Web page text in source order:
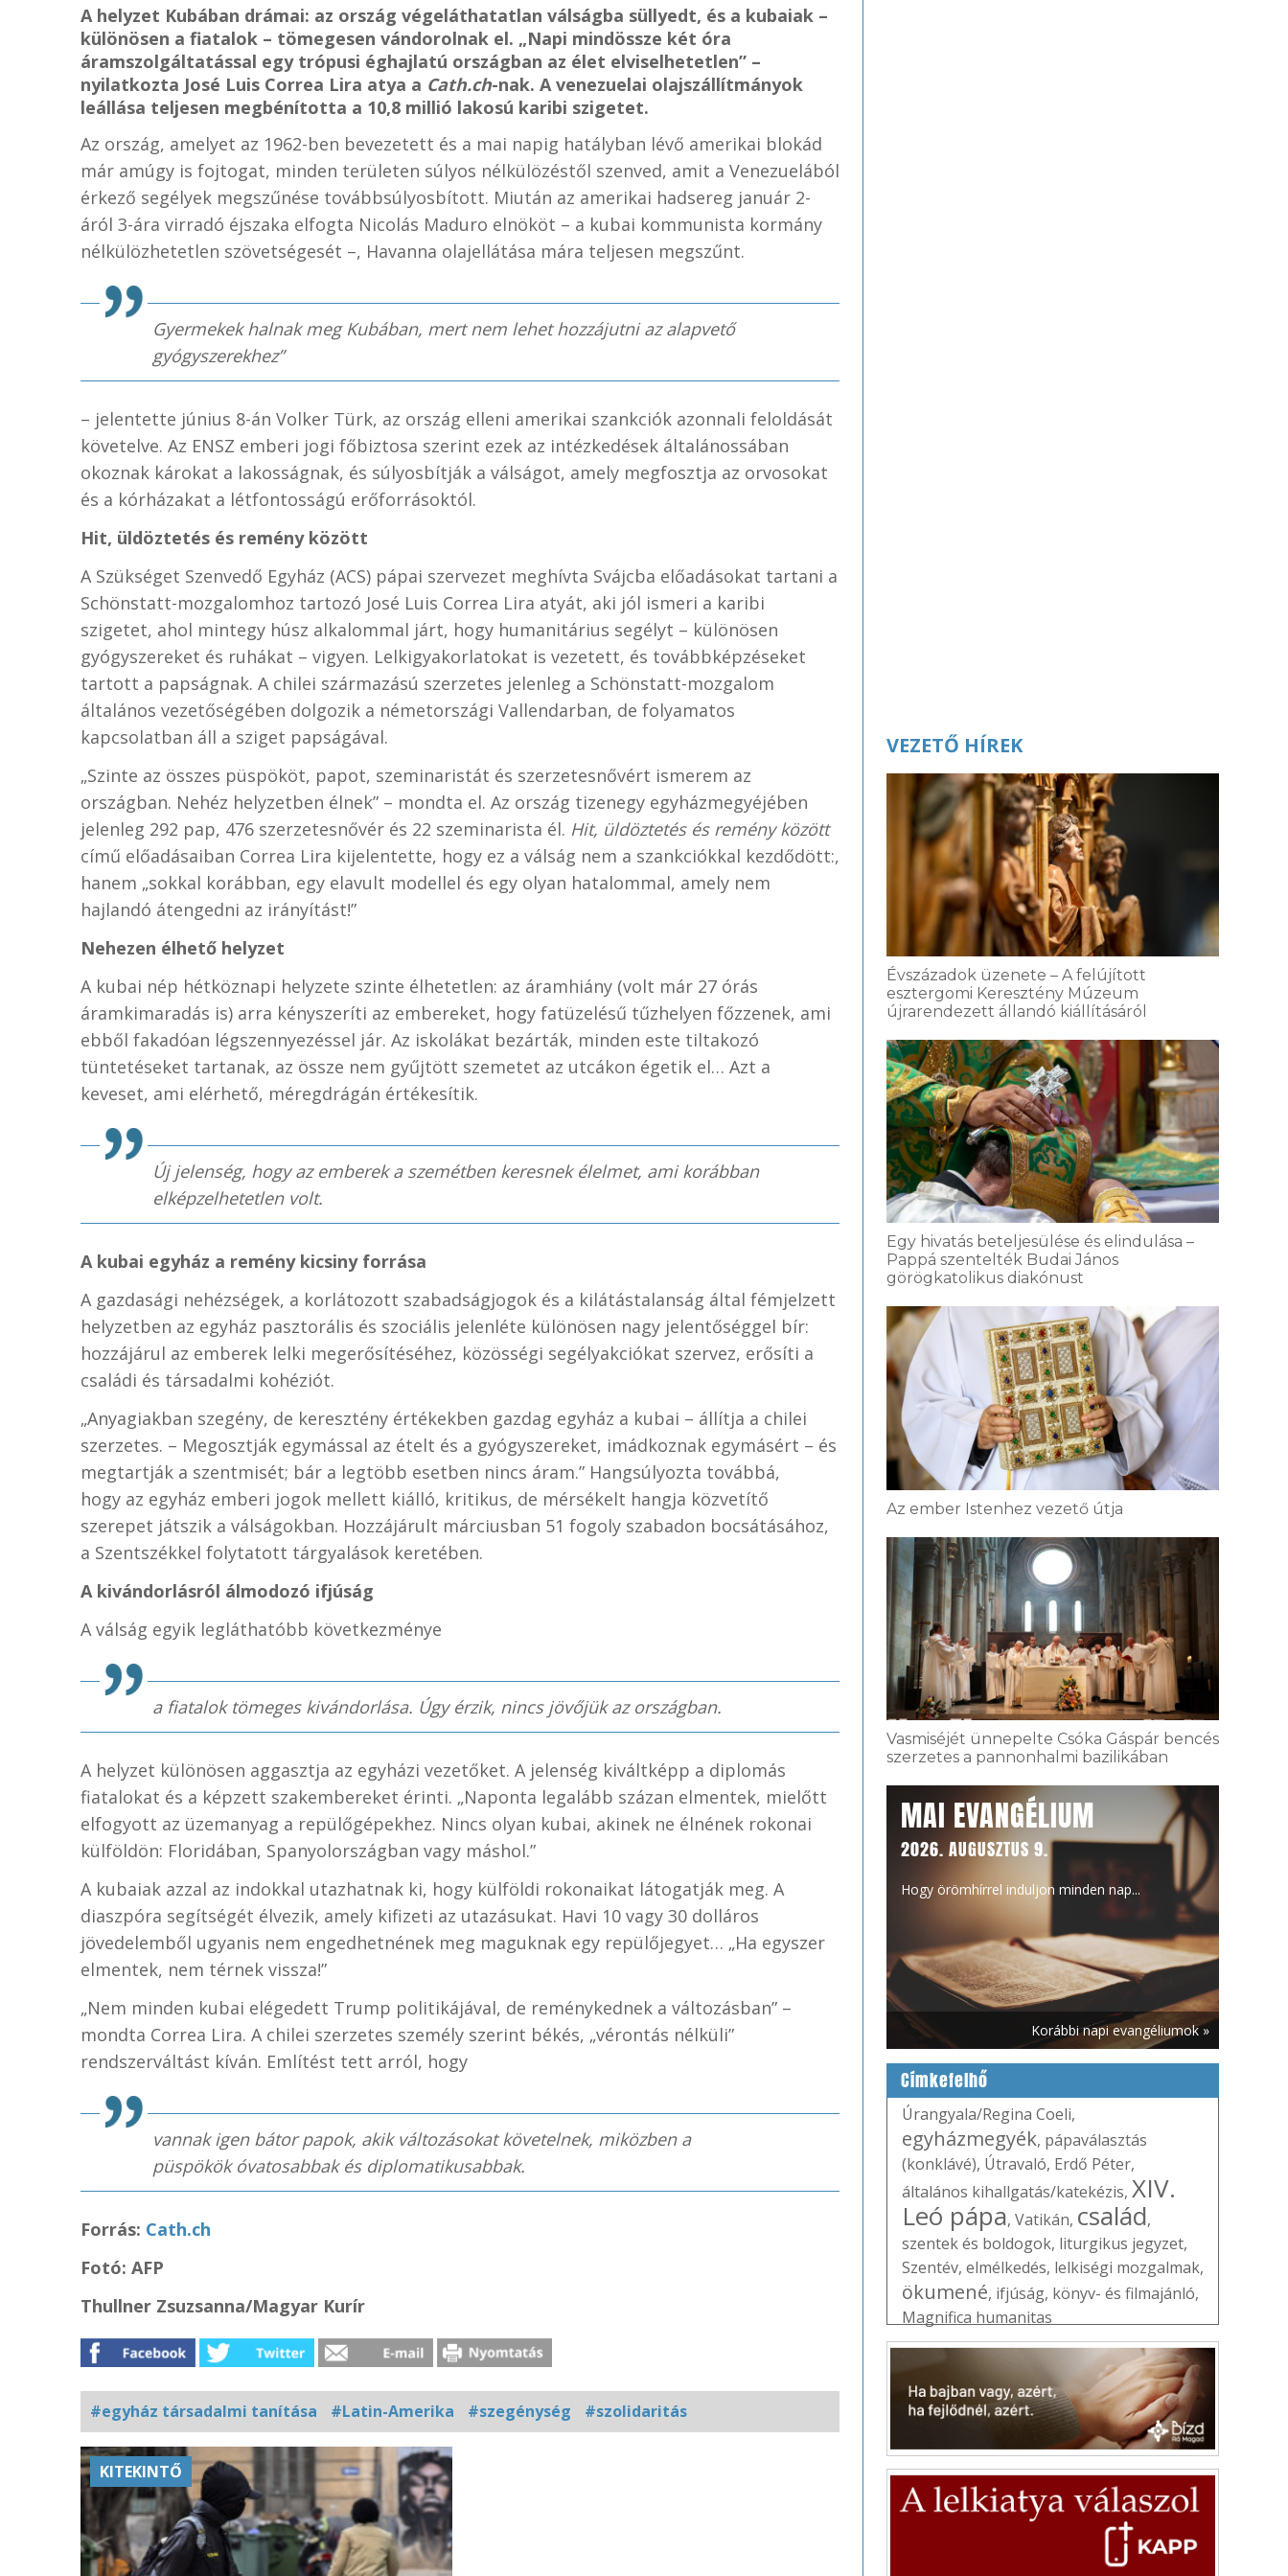
A helyzet Kubában drámai: az ország végeláthatatlan válságba süllyedt, és a kubaiak –
különösen a fiatalok – tömegesen vándorolnak el. „Napi mindössze két óra
áramszolgáltatással egy trópusi éghajlatú országban az élet elviselhetetlen” –
nyilatkozta José Luis Correa Lira atya a Cath.ch-nak. A venezuelai olajszállítmányok
leállása teljesen megbénította a 10,8 millió lakosú karibi szigetet.
Az ország, amelyet az 1962-ben bevezetett és a mai napig hatályban lévő amerikai blokád
már amúgy is fojtogat, minden területen súlyos nélkülözéstől szenved, amit a Venezuelából
érkező segélyek megszűnése továbbsúlyosbított. Miután az amerikai hadsereg január 2-
áról 3-ára virradó éjszaka elfogta Nicolás Maduro elnököt – a kubai kommunista kormány
nélkülözhetetlen szövetségesét –, Havanna olajellátása mára teljesen megszűnt.
Gyermekek halnak meg Kubában, mert nem lehet hozzájutni az alapvető
gyógyszerekhez”
– jelentette június 8-án Volker Türk, az ország elleni amerikai szankciók azonnali feloldását
követelve. Az ENSZ emberi jogi főbiztosa szerint ezek az intézkedések általánossában
okoznak károkat a lakosságnak, és súlyosbítják a válságot, amely megfosztja az orvosokat
és a kórházakat a létfontosságú erőforrásoktól.
Hit, üldöztetés és remény között
A Szükséget Szenvedő Egyház (ACS) pápai szervezet meghívta Svájcba előadásokat tartani a
Schönstatt-mozgalomhoz tartozó José Luis Correa Lira atyát, aki jól ismeri a karibi
szigetet, ahol mintegy húsz alkalommal járt, hogy humanitárius segélyt – különösen
gyógyszereket és ruhákat – vigyen. Lelkigyakorlatokat is vezetett, és továbbképzéseket
tartott a papságnak. A chilei származású szerzetes jelenleg a Schönstatt-mozgalom
általános vezetőségében dolgozik a németországi Vallendarban, de folyamatos
kapcsolatban áll a sziget papságával.
„Szinte az összes püspököt, papot, szeminaristát és szerzetesnővért ismerem az
országban. Nehéz helyzetben élnek” – mondta el. Az ország tizenegy egyházmegyéjében
jelenleg 292 pap, 476 szerzetesnővér és 22 szeminarista él. Hit, üldöztetés és remény között
című előadásaiban Correa Lira kijelentette, hogy ez a válság nem a szankciókkal kezdődött:,
hanem „sokkal korábban, egy elavult modellel és egy olyan hatalommal, amely nem
hajlandó átengedni az irányítást!”
Nehezen élhető helyzet
A kubai nép hétköznapi helyzete szinte élhetetlen: az áramhiány (volt már 27 órás
áramkimaradás is) arra kényszeríti az embereket, hogy fatüzelésű tűzhelyen főzzenek, ami
ebből fakadóan légszennyezéssel jár. Az iskolákat bezárták, minden este tiltakozó
tüntetéseket tartanak, az össze nem gyűjtött szemetet az utcákon égetik el… Azt a
keveset, ami elérhető, méregdrágán értékesítik.
Új jelenség, hogy az emberek a szemétben keresnek élelmet, ami korábban
elképzelhetetlen volt.
A kubai egyház a remény kicsiny forrása
A gazdasági nehézségek, a korlátozott szabadságjogok és a kilátástalanság által fémjelzett
helyzetben az egyház pasztorális és szociális jelenléte különösen nagy jelentőséggel bír:
hozzájárul az emberek lelki megerősítéséhez, közösségi segélyakciókat szervez, erősíti a
családi és társadalmi kohéziót.
„Anyagiakban szegény, de keresztény értékekben gazdag egyház a kubai – állítja a chilei
szerzetes. – Megosztják egymással az ételt és a gyógyszereket, imádkoznak egymásért – és
megtartják a szentmisét; bár a legtöbb esetben nincs áram.” Hangsúlyozta továbbá,
hogy az egyház emberi jogok mellett kiálló, kritikus, de mérsékelt hangja közvetítő
szerepet játszik a válságokban. Hozzájárult márciusban 51 fogoly szabadon bocsátásához,
a Szentszékkel folytatott tárgyalások keretében.
A kivándorlásról álmodozó ifjúság
A válság egyik legláthatóbb következménye
a fiatalok tömeges kivándorlása. Úgy érzik, nincs jövőjük az országban.
A helyzet különösen aggasztja az egyházi vezetőket. A jelenség kiváltképp a diplomás
fiatalokat és a képzett szakembereket érinti. „Naponta legalább százan elmentek, mielőtt
elfogyott az üzemanyag a repülőgépekhez. Nincs olyan kubai, akinek ne élnének rokonai
külföldön: Floridában, Spanyolországban vagy máshol.”
A kubaiak azzal az indokkal utazhatnak ki, hogy külföldi rokonaikat látogatják meg. A
diaszpóra segítségét élvezik, amely kifizeti az utazásukat. Havi 10 vagy 30 dolláros
jövedelemből ugyanis nem engedhetnének meg maguknak egy repülőjegyet… „Ha egyszer
elmentek, nem térnek vissza!”
„Nem minden kubai elégedett Trump politikájával, de reménykednek a változásban” –
mondta Correa Lira. A chilei szerzetes személy szerint békés, „vérontás nélküli”
rendszerváltást kíván. Említést tett arról, hogy
vannak igen bátor papok, akik változásokat követelnek, miközben a
püspökök óvatosabbak és diplomatikusabbak.
Forrás: Cath.ch
Fotó: AFP
Thullner Zsuzsanna/Magyar Kurír
#egyház társadalmi tanítása #Latin-Amerika #szegénység #szolidaritás
Kapcsolódó
fotógaléria
KITEKINTŐ
VEZETŐ HÍREK
Évszázadok üzenete – A felújított
esztergomi Keresztény Múzeum
újrarendezett állandó kiállításáról
Egy hivatás beteljesülése és elindulása –
Pappá szentelték Budai János
görögkatolikus diakónust
Az ember Istenhez vezető útja
Vasmiséjét ünnepelte Csóka Gáspár bencés
szerzetes a pannonhalmi bazilikában
MAI EVANGÉLIUM
2026. AUGUSZTUS 9.
Hogy örömhírrel induljon minden nap...
Korábbi napi evangéliumok »
Címkefelhő
Úrangyala/Regina Coeli,
egyházmegyék, pápaválasztás
(konklávé), Útravaló, Erdő Péter,
általános kihallgatás/katekézis, XIV.
Leó pápa, Vatikán, család,
szentek és boldogok, liturgikus jegyzet,
Szentév, elmélkedés, lelkiségi mozgalmak,
ökumené, ifjúság, könyv- és filmajánló,
Magnifica humanitas